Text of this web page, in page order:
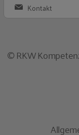
Kontakt
© RKW